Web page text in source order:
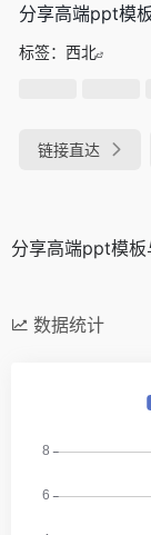
分享高端ppt模
标签： 西北
链接直达
分享高端ppt模
数据统计